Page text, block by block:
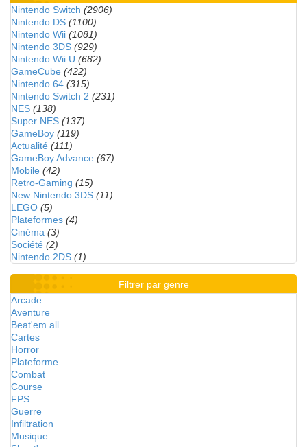
Nintendo Switch (2906)
Nintendo DS (1100)
Nintendo Wii (1081)
Nintendo 3DS (929)
Nintendo Wii U (682)
GameCube (422)
Nintendo 64 (315)
Nintendo Switch 2 (231)
NES (138)
Super NES (137)
GameBoy (119)
Actualité (111)
GameBoy Advance (67)
Mobile (42)
Retro-Gaming (15)
New Nintendo 3DS (11)
LEGO (5)
Plateformes (4)
Cinéma (3)
Société (2)
Nintendo 2DS (1)
Filtrer par genre
Arcade
Aventure
Beat'em all
Cartes
Horror
Plateforme
Combat
Course
FPS
Guerre
Infiltration
Musique